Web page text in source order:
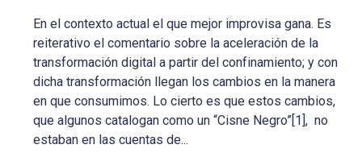
En el contexto actual el que mejor improvisa gana. Es
reiterativo el comentario sobre la aceleración de la
transformación digital a partir del confinamiento; y con
dicha transformación llegan los cambios en la manera
en que consumimos. Lo cierto es que estos cambios,
que algunos catalogan como un “Cisne Negro”[1], no
estaban en las cuentas de...